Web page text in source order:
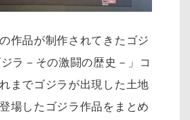
作品が制作されてきたゴジ
ラ－その激闘の歴史－」コ
までゴジラが出現した土地
場したゴジラ作品をまとめ